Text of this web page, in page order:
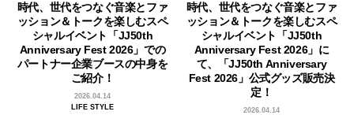
時代、世代をつなぐ音楽とファ
ッション＆トークを楽しむスペ
シャルイベント「JJ50th
Anniversary Fest 2026」での
パートナー企業ブースの中身を
ご紹介！
2026.04.14
LIFE STYLE
時代、世代をつなぐ音楽とファ
ッション＆トークを楽しむスペ
シャルイベント「JJ50th
Anniversary Fest 2026」に
て、「JJ50th Anniversary
Fest 2026」公式グッズ販売決
定！
2026.04.14